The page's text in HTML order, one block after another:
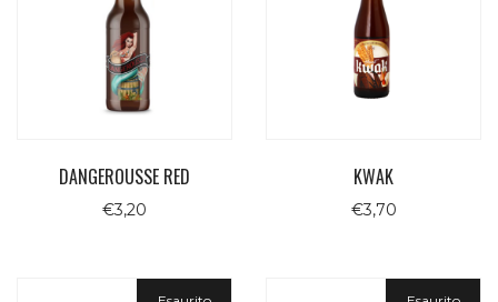
DANGEROUSSE RED
€3,20
KWAK
€3,70